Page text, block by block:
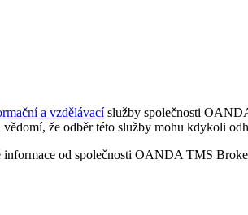
a vzdělávacíslužby společnosti
že odběr této služby mohu kdykoli
informace od společnosti OANDA TMS